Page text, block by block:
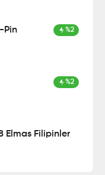
Pin %2
%2
Elmas Filipinler